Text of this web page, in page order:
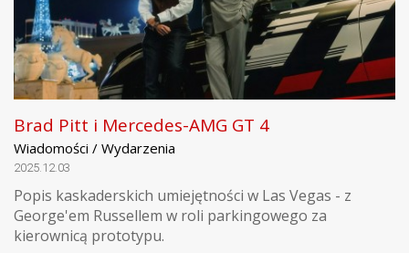
Brad Pitt i Mercedes-AMG GT 4
Wiadomości / Wydarzenia
2025.12.03
Popis kaskaderskich umiejętności w Las Vegas - z
George'em Russellem w roli parkingowego za
kierownicą prototypu.